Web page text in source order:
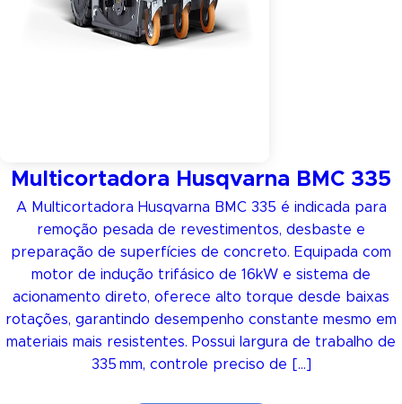
Multicortadora Husqvarna BMC 335
A Multicortadora Husqvarna BMC 335 é indicada para
remoção pesada de revestimentos, desbaste e
preparação de superfícies de concreto. Equipada com
motor de indução trifásico de 16kW e sistema de
acionamento direto, oferece alto torque desde baixas
rotações, garantindo desempenho constante mesmo em
materiais mais resistentes. Possui largura de trabalho de
335 mm, controle preciso de […]